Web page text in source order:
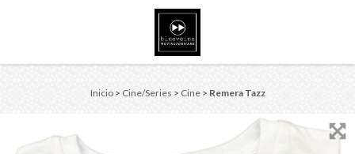
Inicio > Cine/Series > Cine > Remera Tazz